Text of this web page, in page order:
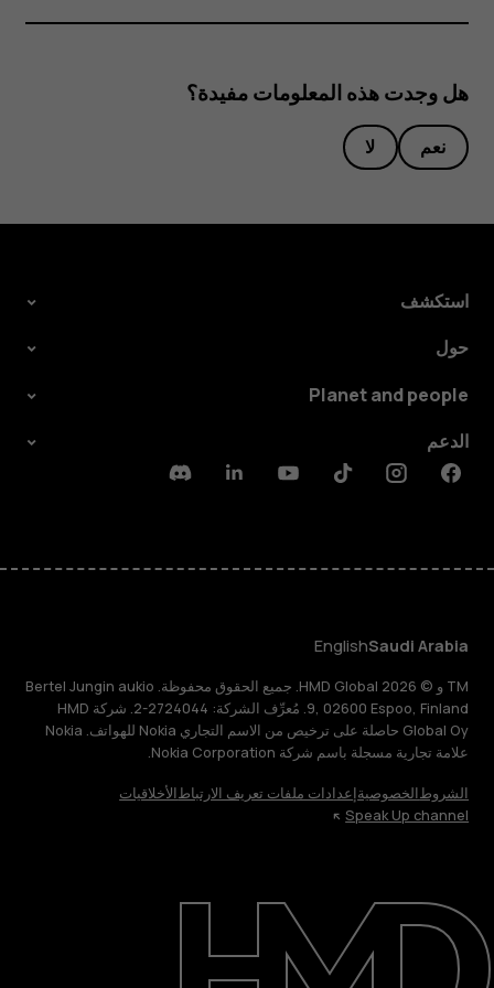
حول
الدعم
هل وجدت هذه المعلومات مفيدة؟
نعم لا
استكشف
حول
Planet and people
الدعم
Facebook
Instagram
Tiktok
Youtube
Linkedin
Discord
Saudi Arabia
English
TM و © 2026 HMD Global. جميع الحقوق محفوظة. Bertel Jungin aukio
9, 02600 Espoo, Finland. مُعرِّف الشركة: 2724044-2. شركة HMD
Global Oy حاصلة على ترخيص من الاسم التجاري Nokia للهواتف. Nokia
علامة تجارية مسجلة باسم شركة Nokia Corporation.
الشروطالخصوصيةإعدادات ملفات تعريف الارتباطالأخلاقيات
Speak Up channel